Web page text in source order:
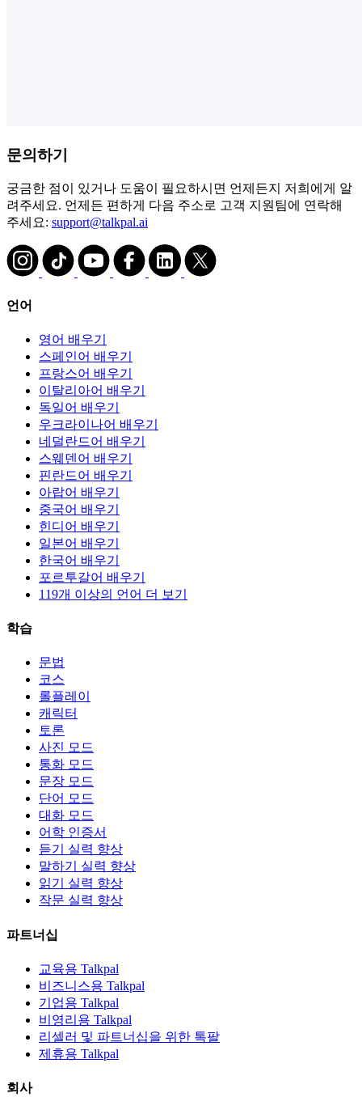
문의하기
궁금한 점이 있거나 도움이 필요하시면 언제든지 저희에게 알
려주세요. 언제든 편하게 다음 주소로 고객 지원팀에 연락해
주세요: support@talkpal.ai
언어
영어 배우기
스페인어 배우기
프랑스어 배우기
이탈리아어 배우기
독일어 배우기
우크라이나어 배우기
네덜란드어 배우기
스웨덴어 배우기
핀란드어 배우기
아랍어 배우기
중국어 배우기
힌디어 배우기
일본어 배우기
한국어 배우기
포르투갈어 배우기
119개 이상의 언어 더 보기
학습
문법
코스
롤플레이
캐릭터
토론
사진 모드
통화 모드
문장 모드
단어 모드
대화 모드
어학 인증서
듣기 실력 향상
말하기 실력 향상
읽기 실력 향상
작문 실력 향상
파트너십
교육용 Talkpal
비즈니스용 Talkpal
기업용 Talkpal
비영리용 Talkpal
리셀러 및 파트너십을 위한 톡팔
제휴용 Talkpal
회사